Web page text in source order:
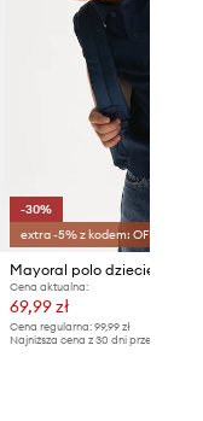
-30%
extra -5% z kodem: OFF*
Mayoral polo dziecięce
Cena aktualna:
69,99 zł
Cena regularna: 99,99 zł
Najniższa cena z 30 dni przed obniżką: